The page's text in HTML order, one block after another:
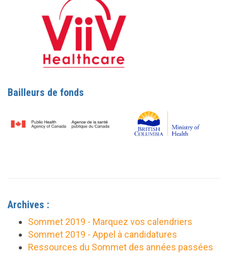
Bailleurs de fonds
Archives :
Sommet 2019 - Marquez vos calendriers
Sommet 2019 - Appel à candidatures
Ressources du Sommet des années passées